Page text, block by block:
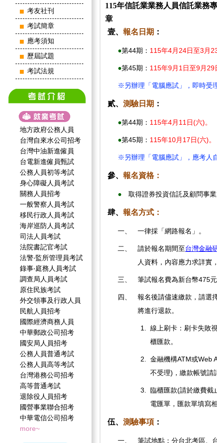
考友社刊
考試簡章
應考須知
歷屆試題
考試法規
地方政府公務人員
台灣自來水公司招考
台灣中油新進僱員
台電新進僱員甄試
公務人員初等考試
身心障礙人員考試
關務人員招考
一般警察人員考試
移民行政人員考試
海岸巡防人員考試
司法人員考試
法院書記官考試
法警‧監所管理員考試
錄事‧庭務人員考試
調查局人員考試
原住民族考試
外交領事及行政人員
民航人員招考
國際經濟商務人員
中華郵政公司招考
國安局人員招考
公務人員普通考試
公務人員高等考試
台灣港務公司招考
高等普通考試
退除役人員招考
國營事業聯合招考
中華電信公司招考
more~
115年信託業業務人員信託業務
章
壹、 報名日期 ：
●第44期： 115年4月24日至3月
●第45期： 115年9月1日至9月29
※另辦理「電腦應試」，即時受
貳、 測驗日期 ：
●第44期： 115年4月11日(六)。
●第45期： 115年10月17日(六)。
※另辦理「電腦應試」，應考人
參、 報名資格：
● 取得證券投資信託及顧問事
肆、 報名方式：
一、 一律採「網路報名」。
二、 請於報名期間至台灣金融
人資料，內容應力求詳實
三、 筆試報名費為新台幣475
四、
報名後請儘速繳款，請選
將進行退款。
1.
線上刷卡：刷卡失敗
櫃匯款。
2.
金融機構ATM或Web
不受理)，繳款帳號請
3.
臨櫃匯款(請於繳費截
電匯單，匯款單填寫
伍、 測驗事項 ：
一、
筆試地點：分台北考區、